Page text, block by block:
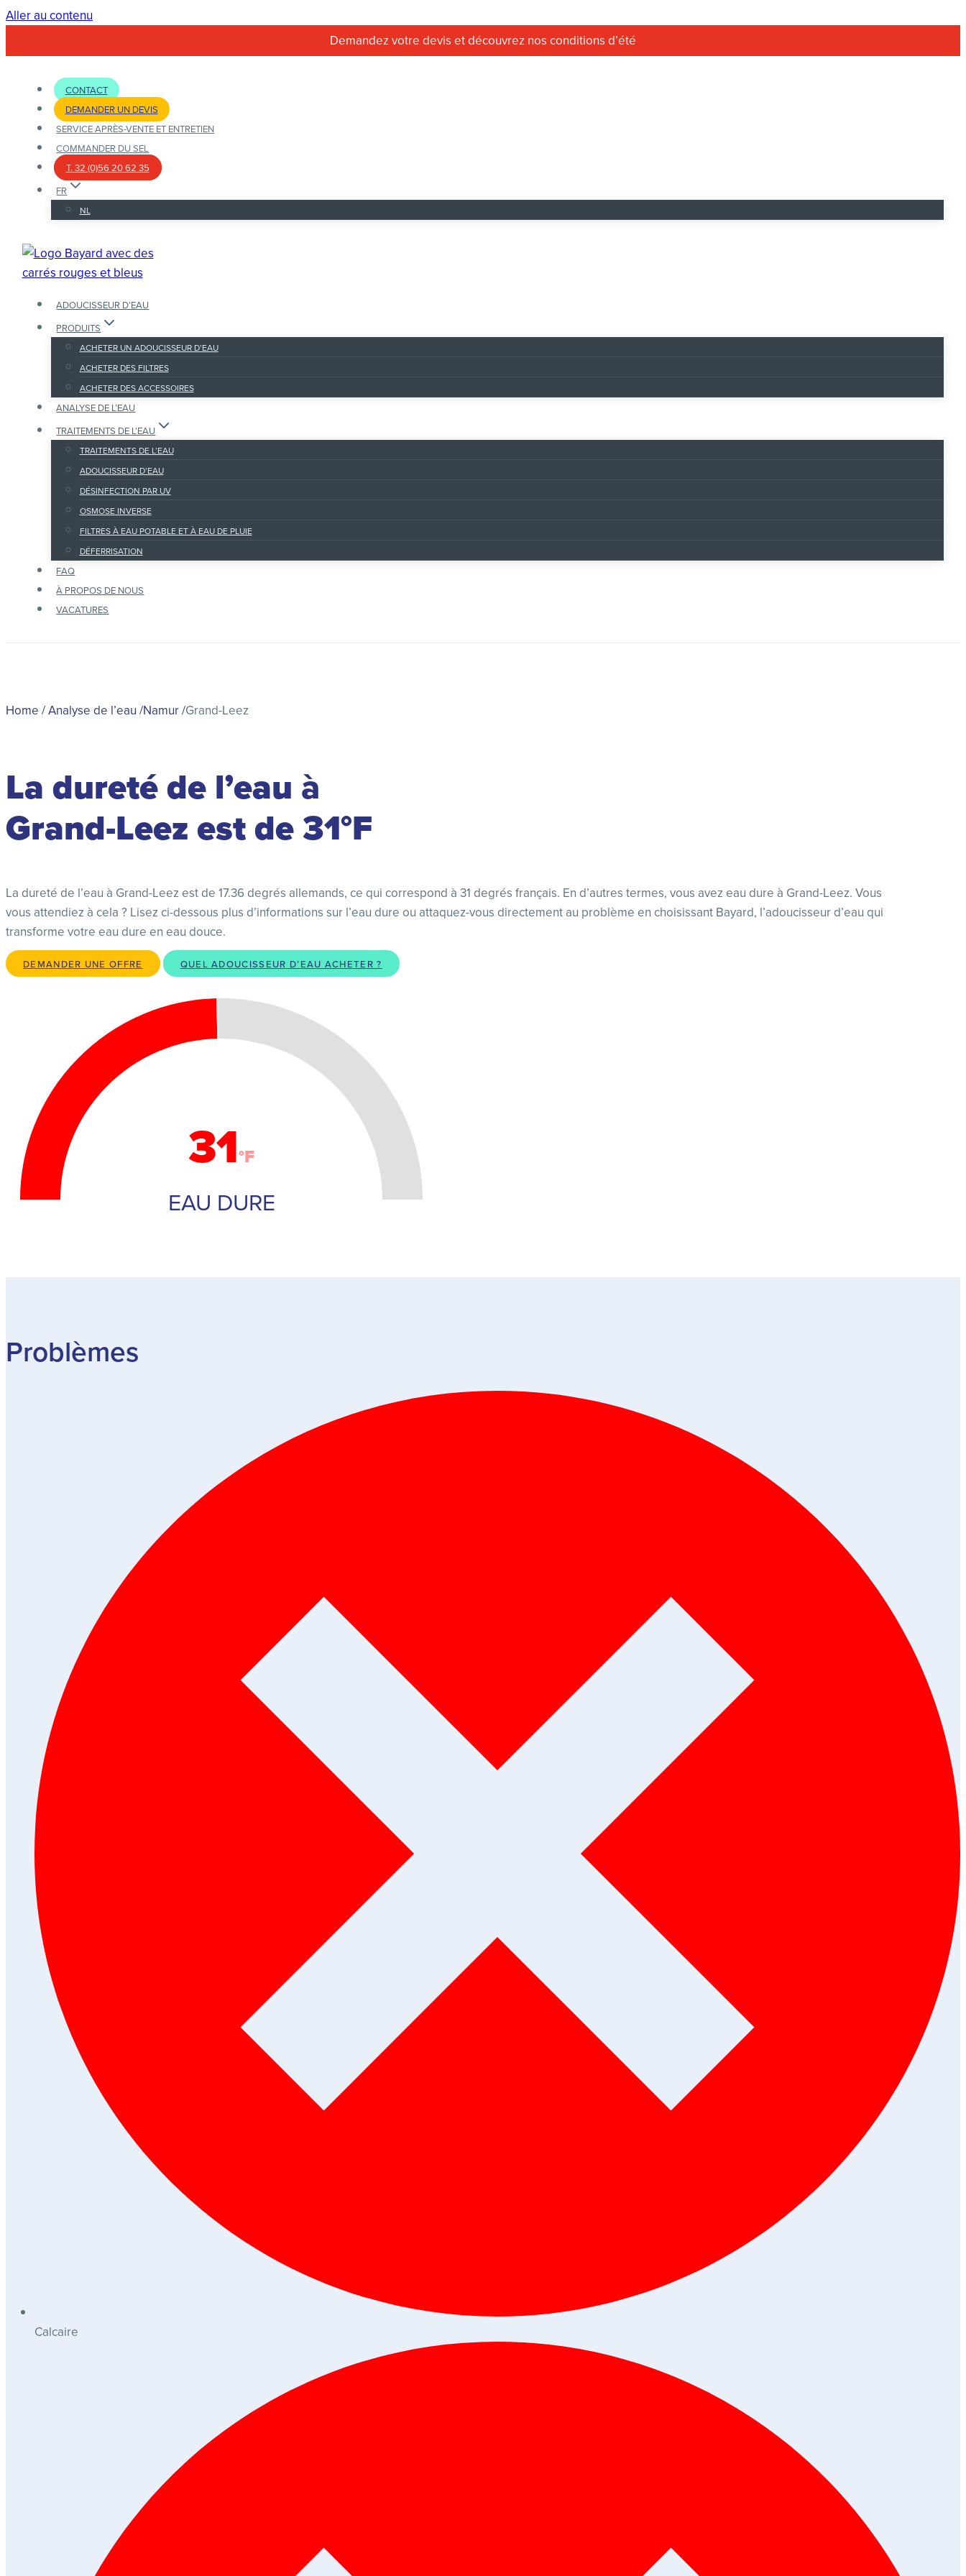
Aller au contenu
Demandez votre devis et découvrez nos conditions d’été
CONTACT
DEMANDER UN DEVIS
SERVICE APRÈS-VENTE ET ENTRETIEN
COMMANDER DU SEL
T. 32 (0)56 20 62 35
FR
NL
ADOUCISSEUR D’EAU
PRODUITS
ACHETER UN ADOUCISSEUR D’EAU
ACHETER DES FILTRES
ACHETER DES ACCESSOIRES
ANALYSE DE L’EAU
TRAITEMENTS DE L’EAU
TRAITEMENTS DE L’EAU
ADOUCISSEUR D’EAU
DÉSINFECTION PAR UV
OSMOSE INVERSE
FILTRES À EAU POTABLE ET À EAU DE PLUIE
DÉFERRISATION
FAQ
À PROPOS DE NOUS
VACATURES
Home /Analyse de l’eau /Namur/Grand-Leez
La dureté de l’eau à
Grand-Leez est de 31°F
La dureté de l’eau à Grand-Leez est de 17.36 degrés allemands, ce qui correspond à 31 degrés français. En d’autres termes, vous avez eau dure à Grand-Leez. Vous
vous attendiez à cela ? Lisez ci-dessous plus d’informations sur l’eau dure ou attaquez-vous directement au problème en choisissant Bayard, l’adoucisseur d’eau qui
transforme votre eau dure en eau douce.
DEMANDER UNE OFFRE QUEL ADOUCISSEUR D’EAU ACHETER ?
31°F
EAU DURE
Problèmes
Calcaire